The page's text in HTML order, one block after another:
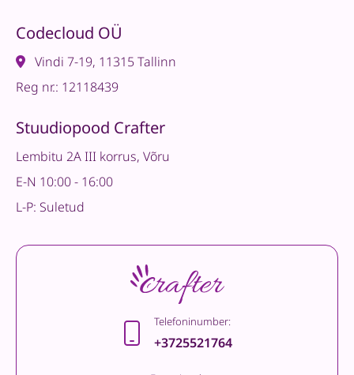
Codecloud OÜ
Vindi 7-19, 11315 Tallinn
Reg nr.: 12118439
Stuudiopood Crafter
Lembitu 2A III korrus, Võru
E-N 10:00 - 16:00
L-P: Suletud
Telefoninumber:
+3725521764